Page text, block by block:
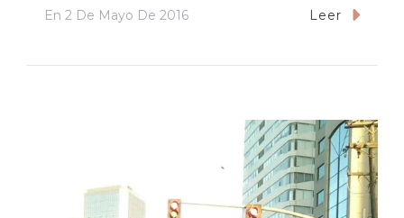
En 2 De Mayo De 2016 Leer